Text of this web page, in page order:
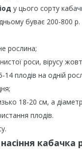
у цього сорту
буває 200-800 р.
рослина;
роси, вірусу
14 плодів на одній
18-20 см, а
плодів.